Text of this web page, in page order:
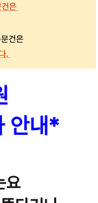
안내*
요